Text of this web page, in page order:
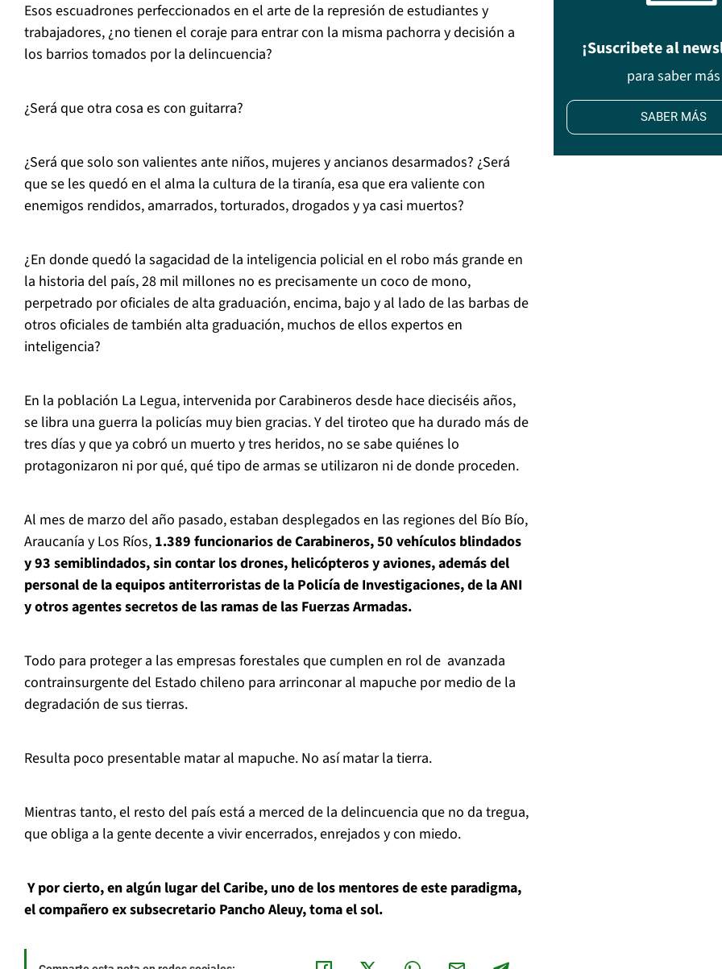
Esos escuadrones perfeccionados en el arte de la represión de estudiantes y
trabajadores, ¿no tienen el coraje para entrar con la misma pachorra y decisión a
los barrios tomados por la delincuencia?
¿Será que otra cosa es con guitarra?
¿Será que solo son valientes ante niños, mujeres y ancianos desarmados? ¿Será
que se les quedó en el alma la cultura de la tiranía, esa que era valiente con
enemigos rendidos, amarrados, torturados, drogados y ya casi muertos?
¿En donde quedó la sagacidad de la inteligencia policial en el robo más grande en
la historia del país, 28 mil millones no es precisamente un coco de mono,
perpetrado por oficiales de alta graduación, encima, bajo y al lado de las barbas de
otros oficiales de también alta graduación, muchos de ellos expertos en
inteligencia?
En la población La Legua, intervenida por Carabineros desde hace dieciséis años,
se libra una guerra la policías muy bien gracias. Y del tiroteo que ha durado más de
tres días y que ya cobró un muerto y tres heridos, no se sabe quiénes lo
protagonizaron ni por qué, qué tipo de armas se utilizaron ni de donde proceden.
Al mes de marzo del año pasado, estaban desplegados en las regiones del Bío Bío,
Araucanía y Los Ríos, 1.389 funcionarios de Carabineros, 50 vehículos blindados
y 93 semiblindados, sin contar los drones, helicópteros y aviones, además del
personal de la equipos antiterroristas de la Policía de Investigaciones, de la ANI
y otros agentes secretos de las ramas de las Fuerzas Armadas.
Todo para proteger a las empresas forestales que cumplen en rol de avanzada
contrainsurgente del Estado chileno para arrinconar al mapuche por medio de la
degradación de sus tierras.
Resulta poco presentable matar al mapuche. No así matar la tierra.
Mientras tanto, el resto del país está a merced de la delincuencia que no da tregua,
que obliga a la gente decente a vivir encerrados, enrejados y con miedo.
Y por cierto, en algún lugar del Caribe, uno de los mentores de este paradigma,
el compañero ex subsecretario Pancho Aleuy, toma el sol.
¡Suscribete al
para saber más
SABER MÁS